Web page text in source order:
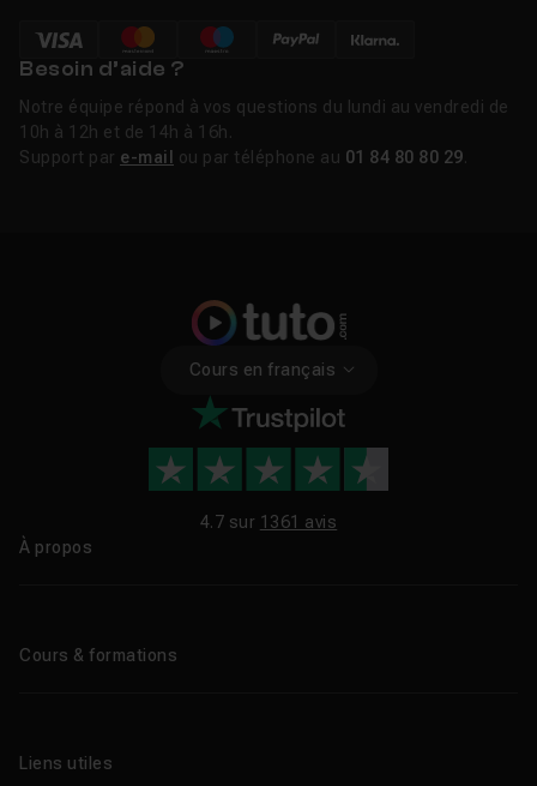
Besoin d’aide ?
Notre équipe répond à vos questions du lundi au vendredi de
10h à 12h et de 14h à 16h.
Support par e-mail ou par téléphone au 01 84 80 80 29
Cours en français
4.7 sur 1361 avis
À propos
Cours & formations
Formations certifiantes
Liens utiles